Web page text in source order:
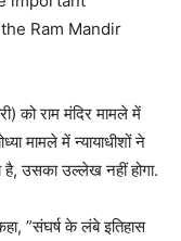
Ram Mandir
को राम मंदिर मामले में
मामले में न्यायाधीशों ने
है, उसका उल्लेख नहीं होगा.
”संघर्ष के लंबे इतिहास